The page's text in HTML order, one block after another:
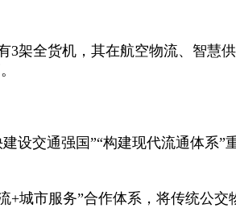
架全货机，其在航空物流、智慧
设交通强国”“构建现代流通体系
+城市服务”合作体系，将传统公